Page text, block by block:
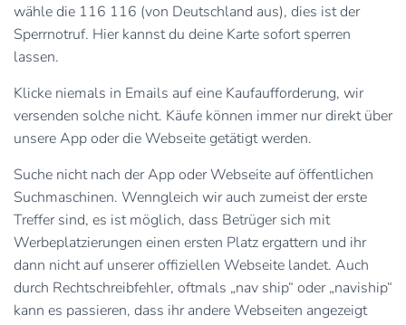
wähle die 116 116 (von Deutschland aus), dies ist der
Sperrnotruf. Hier kannst du deine Karte sofort sperren
lassen.
Klicke niemals in Emails auf eine Kaufaufforderung, wir
versenden solche nicht. Käufe können immer nur direkt über
unsere App oder die Webseite getätigt werden.
Suche nicht nach der App oder Webseite auf öffentlichen
Suchmaschinen. Wenngleich wir auch zumeist der erste
Treffer sind, es ist möglich, dass Betrüger sich mit
Werbeplatzierungen einen ersten Platz ergattern und ihr
dann nicht auf unserer offiziellen Webseite landet. Auch
durch Rechtschreibfehler, oftmals „nav ship“ oder „naviship“
kann es passieren, dass ihr andere Webseiten angezeigt